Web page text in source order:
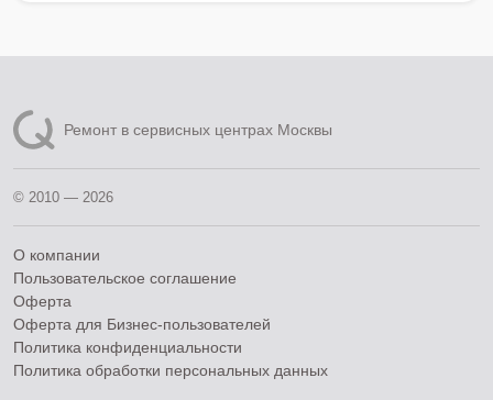
Ремонт в сервисных центрах Москвы
© 2010 — 2026
О компании
Пользовательское соглашение
Оферта
Оферта для Бизнес-пользователей
Политика конфиденциальности
Политика обработки персональных данных